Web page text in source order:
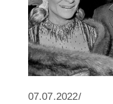
07.07.2022/